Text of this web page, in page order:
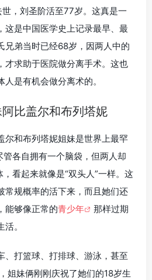
，刘圣阶活至77岁。这真是一
这是中国医学史上记录最早、最
兄弟当时已经68岁，因两人中的
才求助于医院做分离手术。这也
是有机会做分离术的。
比盖尔和布列塔妮
尔和布列塔妮姐妹是世界上最罕
管各自拥有一个脑袋，但两人却
，看起来就像是“双头人”一样。这
常规概率的活下来，而且她们还
能够像正常的青少年
那样过期
。
、打篮球、打排球、游泳，甚至
姐妹俩刚刚庆祝了她们的18岁生